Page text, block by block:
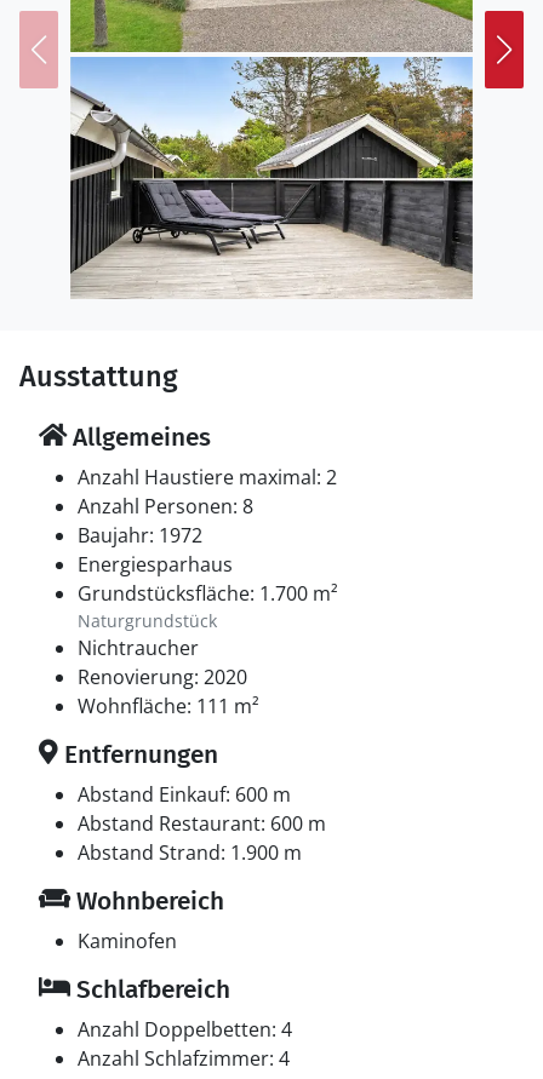
Ausstattung
Allgemeines
Anzahl Haustiere maximal: 2
Anzahl Personen: 8
Baujahr: 1972
Energiesparhaus
Grundstücksfläche: 1.700 m²
Naturgrundstück
Nichtraucher
Renovierung: 2020
Wohnfläche: 111 m²
Entfernungen
Abstand Einkauf: 600 m
Abstand Restaurant: 600 m
Abstand Strand: 1.900 m
Wohnbereich
Kaminofen
Schlafbereich
Anzahl Doppelbetten: 4
Anzahl Schlafzimmer: 4